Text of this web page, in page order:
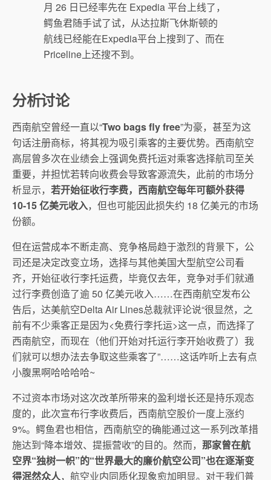
月 26 日已经率先在 Expedia 平台上线了，
鳄鱼君随手试了试，从达拉斯飞休斯顿的
航线已经能在Expedia平台上搜到了、而在
Priceline上还搜不到。
分析讨论
西南航空曾经一直以“Two bags fly free”为豪，甚至为这
句话注册商标，将其视为吸引乘客的主要优势。西南航空
高层曾多次在业绩会上强调免费托运对乘客选择航司至关
重要，并担忧若转向收费会导致客源流失，此前的市场分
析显示， 若开始征收行李费，西南航空每年可额外获得
10-15 亿美元收入，但也可能因此损失约 18 亿美元的市场
份额。
但在运营成本不断走高、竞争格局趋于激烈的背景下，公
司还是决定改变立场，选择与其他美国大型航空公司看
齐，开始征收行李托运费，毕竟仅去年，竞争对手们就通
过行李费创造了逾 50 亿美元收入……在西南航空发布公
告后，达美航空Delta Air Lines总裁就评论说“很显然，之
前有不少乘客正是因为<免费行李托运>这一点，而选择了
西南航空，而现在（他们开始对托运行李开始收费了）我
们就可以想办法去争取这些乘客了”……这话咋听上去有点
小腹黑啊哈哈哈哈~
不过资本市场对这次改革所带来的盈利增长还是持乐观态
度的，此次宣布行李收费后，西南航空股价一度上涨约
9%。鳄鱼君也相信，西南航空的确能通过这一系列改革措
施达到“降本增效、提振营收”的目的。然而， 那家曾在航
空界“独树一帜”的“世界最大的廉价航空公司”也在逐渐变
得泯然众人，航空业内同质化现象愈加明显。对于我们普